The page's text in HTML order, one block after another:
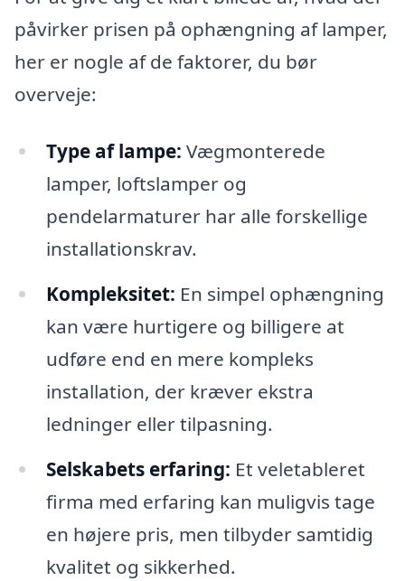
påvirker prisen på ophængning af lamper,
her er nogle af de faktorer, du bør
overveje:
Type af lampe: Vægmonterede
lamper, loftslamper og
pendelarmaturer har alle forskellige
installationskrav.
Kompleksitet: En simpel ophængning
kan være hurtigere og billigere at
udføre end en mere kompleks
installation, der kræver ekstra
ledninger eller tilpasning.
Selskabets erfaring: Et veletableret
firma med erfaring kan muligvis tage
en højere pris, men tilbyder samtidig
kvalitet og sikkerhed.